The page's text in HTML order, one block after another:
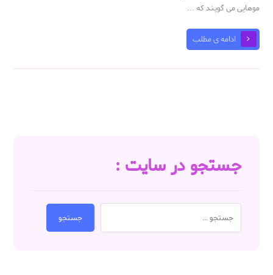
موهایی می گویند که ...
ادامه ی مطلب
جستجو در سایت :
جستجو